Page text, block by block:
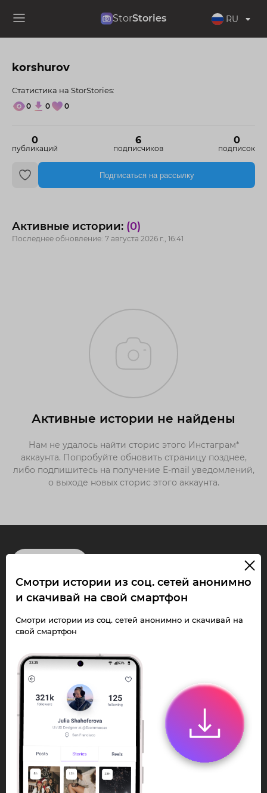
StorStories RU
korshurov
0
публикаций
6
подписчиков
0
подписок
Статистика на StorStories:
0 0 0
Подписаться на рассылку
Активные истории: (0)
Последнее обновление: 7 августа 2026 г., 16:41
Активные истории не найдены
Нам не удалось найти сторис этого Инстаграм*
аккаунта. Попробуйте обновить страницу позднее,
либо подпишитесь на получение E-mail уведомлений,
о выходе новых сторис этого аккаунта.
Смотри Stories и
скачивай Reels без
ограничений!
Переходи в ИнстаПай бот - смотри и
скачивай
Stories Reels
анонимно в чате
или Telegram-приложении.
Быстро, просто и удобно.
Перейти к боту
Смотри истории из соц. сетей анонимно
и скачивай на свой смартфон
Смотри истории из соц. сетей анонимно и скачивай на
свой смартфон